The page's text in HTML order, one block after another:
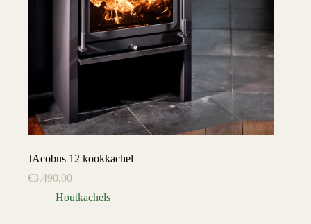
JAcobus 12 kookkachel
€3.490,00
Houtkachels